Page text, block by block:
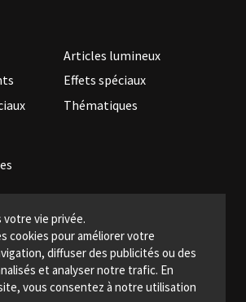
vie privée.
cookies pour améliorer votre
diffuser des publicités ou des
et analyser notre trafic. En
vous consentez à notre utilisation
Articles lumineux
Effets spéciaux
Thématiques